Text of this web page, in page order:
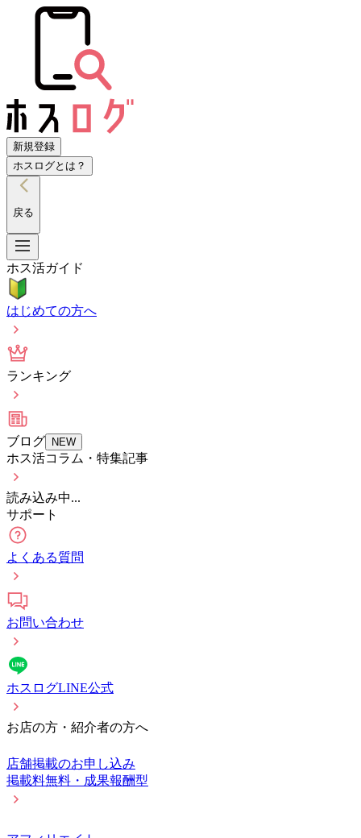
新規登録
ホスログとは？
戻る
ホス活ガイド
はじめての方へ
ランキング
ブログ NEW
ホス活コラム・特集記事
読み込み中...
サポート
よくある質問
お問い合わせ
ホスログLINE公式
お店の方・紹介者の方へ
店舗掲載のお申し込み
掲載料無料・成果報酬型